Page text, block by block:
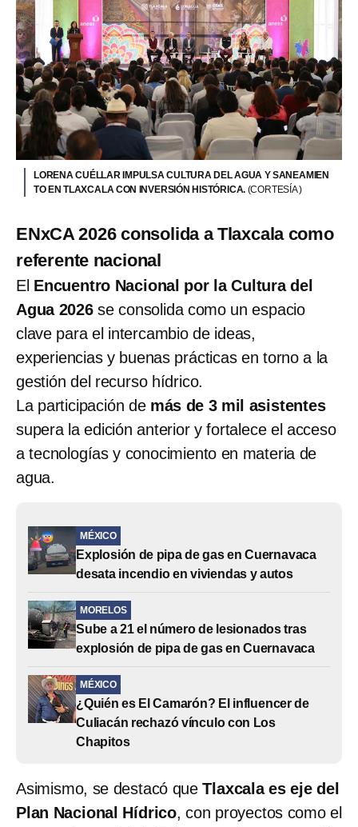
LORENA CUÉLLAR IMPULSA CULTURA DEL AGUA Y SANEAMIEN
TO EN TLAXCALA CON INVERSIÓN HISTÓRICA. (CORTESÍA )
ENxCA 2026 consolida a Tlaxcala como
referente nacional
El Encuentro Nacional por la Cultura del
Agua 2026se consolida como un espacio
clave para el intercambio de ideas,
experiencias y buenas prácticas en torno a la
gestión del recurso hídrico.
La participación de más de 3 mil asistentes
supera la edición anterior y fortalece el acceso
a tecnologías y conocimiento en materia de
agua.
MÉXICO
Explosión de pipa de gas en Cuernavaca
desata incendio en viviendas y autos
MORELOS
Sube a 21 el número de lesionados tras
explosión de pipa de gas en Cuernavaca
MÉXICO
¿Quién es El Camarón? El influencer de
Culiacán rechazó vínculo con Los
Chapitos
Asimismo, se destacó queTlaxcala es eje del
Plan Nacional Hídrico, con proyectos como el